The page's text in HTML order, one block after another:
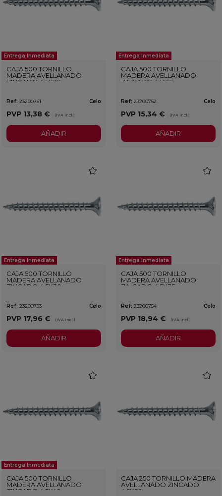
Entrega Inmediata
CAJA 500 TORNILLO
MADERA AVELLANADO
ZINCADO 4,5X20
Ref: 23200751 Celo
PVP 13,38 € (IVA incl.)
AÑADIR
Entrega Inmediata
CAJA 500 TORNILLO
MADERA AVELLANADO
ZINCADO 4,5X25
Ref: 23200752 Celo
PVP 15,34 € (IVA incl.)
AÑADIR
Entrega Inmediata
CAJA 500 TORNILLO
MADERA AVELLANADO
ZINCADO 4,5X30
Ref: 23200753 Celo
PVP 17,96 € (IVA incl.)
AÑADIR
Entrega Inmediata
CAJA 500 TORNILLO
MADERA AVELLANADO
ZINCADO 4,5X35
Ref: 23200754 Celo
PVP 18,94 € (IVA incl.)
AÑADIR
Entrega Inmediata
CAJA 500 TORNILLO
MADERA AVELLANADO
ZINCADO 4,5X40
CAJA 250 TORNILLO MADERA
AVELLANADO ZINCADO
4,5X50